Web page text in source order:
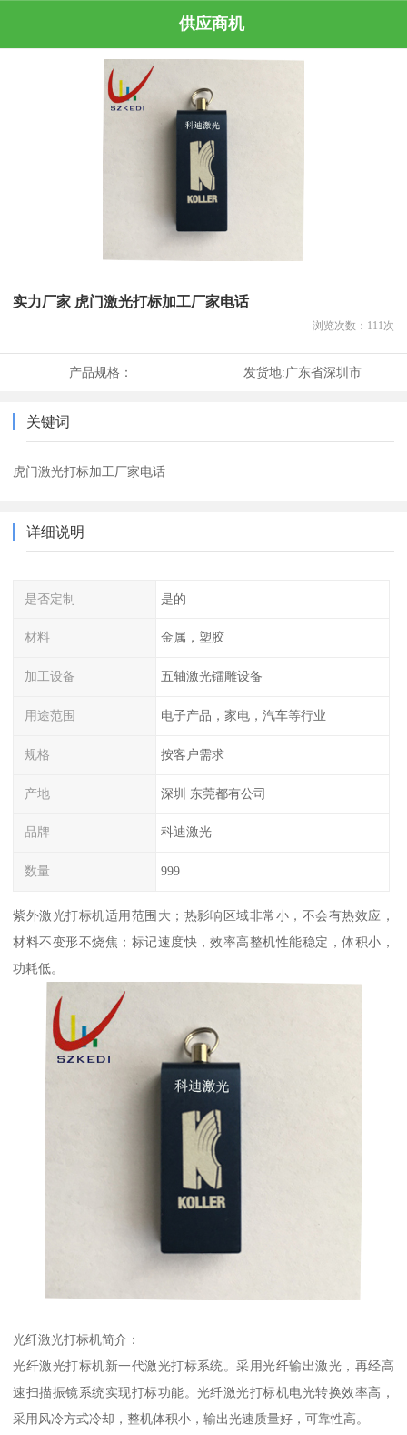
供应商机
实力厂家 虎门激光打标加工厂家电话
浏览次数： 111 次
产品规格： 发货地:广东省深圳市
关键词
虎门激光打标加工厂家电话
详细说明
是否定制 是的
材料 金属，塑胶
加工设备 五轴激光镭雕设备
用途范围 电子产品，家电，汽车等行业
规格 按客户需求
产地 深圳 东莞都有公司
品牌 科迪激光
数量 999
紫外激光打标机适用范围大；热影响区域非常小，不会有热效应，
材料不变形不烧焦；标记速度快，效率高整机性能稳定，体积小，
功耗低。
光纤激光打标机简介：
光纤激光打标机新一代激光打标系统。采用光纤输出激光，再经高
速扫描振镜系统实现打标功能。光纤激光打标机电光转换效率高，
采用风冷方式冷却，整机体积小，输出光速质量好，可靠性高。